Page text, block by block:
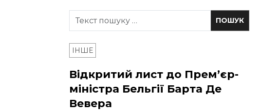
ІНШЕ
Відкритий лист до Прем’єр-
міністра Бельгії Барта Де
Вевера